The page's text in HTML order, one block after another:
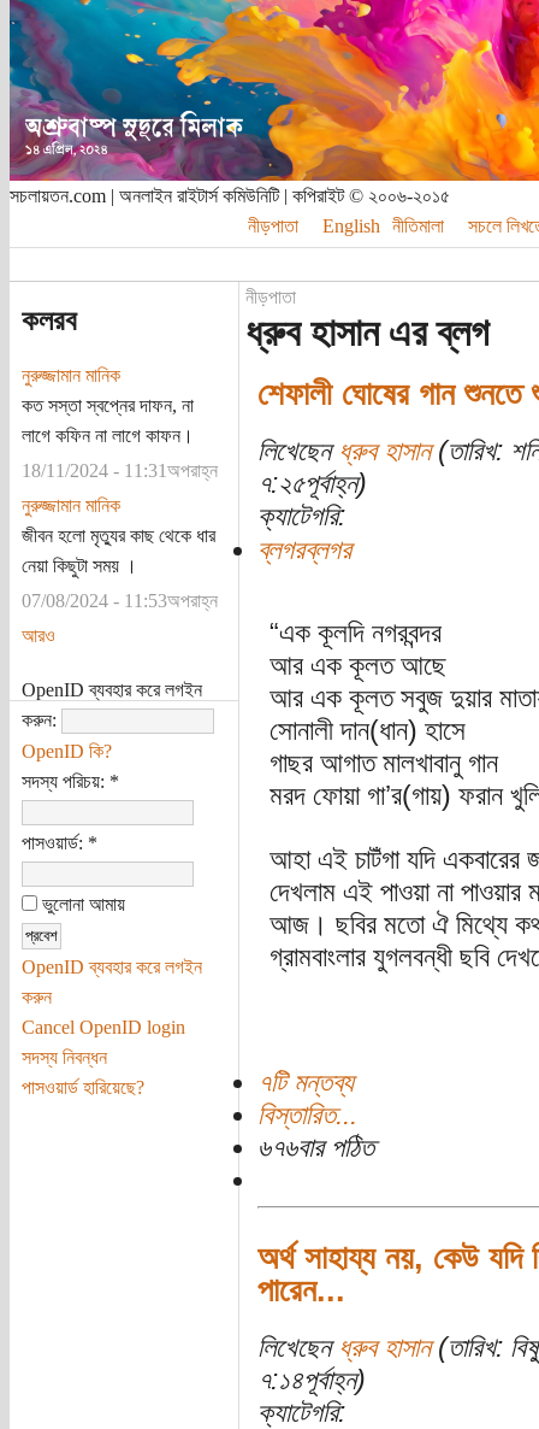
সচলায়তন.com | অনলাইন রাইটার্স কমিউনিটি | কপিরাইট © ২০০৬-২০১৫
নীড়পাতা
English নীতিমালা সচলে
কলরব
নুরুজ্জামান মানিক
কত সস্তা স্বপ্নের দাফন, না
লাগে কফিন না লাগে কাফন।
18/11/2024 - 11:31অপরাহ্ন
নুরুজ্জামান মানিক
জীবন হলো মৃত্যুর কাছ থেকে ধার
নেয়া কিছুটা সময় ।
07/08/2024 - 11:53অপরাহ্ন
আরও
OpenID ব্যবহার করে লগইন
করুন:
OpenID কি?
সদস্য পরিচয়: *
পাসওয়ার্ড: *
ভুলোনা আমায়
OpenID ব্যবহার করে লগইন
করুন
Cancel OpenID login
সদস্য নিবন্ধন
পাসওয়ার্ড হারিয়েছে?
নীড়পাতা
ধ্রুব হাসান এর ব্লগ
শেফালী ঘোষের গান শুনতে
লিখেছেন ধ্রুব হাসান(তারিখ:
৭:২৫পূর্বাহ্ন)
ক্যাটেগরি:
ব্লগরব্লগর
“এক কূলদি নগরবন্দর
আর এক কূলত আছে
আর এক কূলত সবুজ দুয়ার
সোনালী দান(ধান) হাসে
গাছর আগাত মালখাবানু গান
মরদ ফোয়া গা’র(গায়) ফরান
আহা এই চাটঁগা যদি
দেখলাম এই পাওয়া না
আজ। ছবির মতো ঐ মিথ্যে
গ্রামবাংলার যুগলবন্ধী ছবি
৭টি মন্তব্য
বিস্তারিত...
৬৭৬বার পঠিত
অর্থ সাহায্য নয়, কেউ যদি
পারেন...
লিখেছেন ধ্রুব হাসান(তারিখ:
৭:১৪পূর্বাহ্ন)
ক্যাটেগরি: